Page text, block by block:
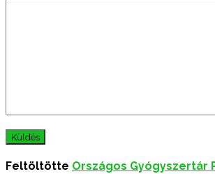
Feltöltötte Országos Gyógyszertár